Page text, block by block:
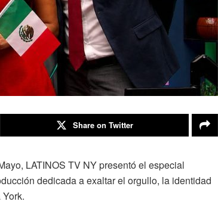
Share on Twitter
LATINOS TV NY presentó el especial
dedicada a exaltar el orgullo, la identidad